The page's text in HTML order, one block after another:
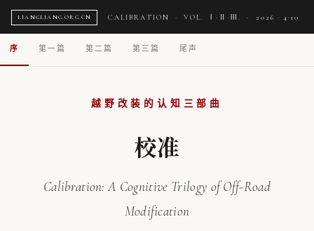
LIANGLIANG.ORG.CN CALIBRATION · VOL. Ⅰ·Ⅱ·Ⅲ. · 2026 · 4·10
序 第一篇 第二篇 第三篇 尾声
越野改装的认知三部曲
校准
Calibration: A Cognitive Trilogy of Off-Road
Modification